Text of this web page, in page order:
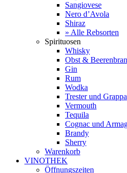
Sangiovese
Nero d’Avola
Shiraz
» Alle Rebsorten
Spirituosen
Whisky
Obst &
Gin
Rum
Wodka
Trester und Grappa
Vermouth
Tequila
Cognac und
Brandy
Sherry
Warenkorb
VINOTHEK
Öffnungszeiten